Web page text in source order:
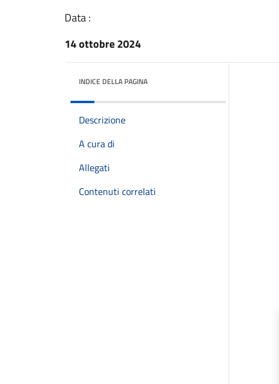
Data :
14 ottobre 2024
INDICE DELLA PAGINA
Descrizione
A cura di
Allegati
Contenuti correlati